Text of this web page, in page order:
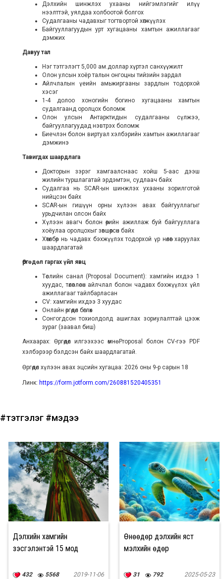
Дэлхийн шинжлэх ухааны нийгэмлэгийг илүү
нээлттэй, уялдаа холбоотой болгох
Судалгааны чадавхыг тогтвортой хөгжүүлэх
Байгууллагуудын урт хугацааны хамтын ажиллагааг
дэмжих
Давуу тал
Нэг тэтгэлэгт 5,000 ам.доллар хүртэл санхүүжилт
Олон улсын хоёр талын онгоцны тийзийн зардал
Айлчлалын үеийн амьжиргааны зардлын тодорхой
хэсэг
1-4 долоо хоногийн богино хугацааны хамтын
судалгаанд оролцох боломж
Олон улсын Антарктидын судалгааны сүлжээ,
байгууллагуудад нэвтрэх боломж
Биечлэн болон виртуал хэлбэрийн хамтын ажиллагааг
дэмжинэ
Тавигдах шаардлага
Докторын зэрэг хамгаалснаас хойш 5-аас дээш
жилийн туршлагатай эрдэмтэн, судлаач байх
Судалгаа нь SCAR-ын шинжлэх ухааны зорилготой
нийцсэн байх
SCAR-ын гишүүн орны хүлээн авах байгууллагыг
урьдчилан олсон байх
Хүлээн авагч болон өөрийн ажиллаж буй байгууллага
хоёулаа оролцохыг зөвшөөрсөн байх
Хөтөлбөр нь чадавх бэхжүүлэх тодорхой үр нөлөөг харуулах
шаардлагатай
Өргөдөл гаргах үйл явц
Төслийн санал (Proposal Document): хамгийн ихдээ 1
хуудас, төлөвлөсөн айлчлал болон чадавх бэхжүүлэх үйл
ажиллагааг тайлбарласан
CV: хамгийн ихдээ 3 хуудас
Онлайн өргөдөл бөглөх
Сонгогдсон тохиолдолд ашиглах зориулалттай цээж
зураг (заавал биш)
Анхаарах: Өргөдөл илгээхээс өмнө Proposal болон CV-гээ PDF
хэлбэрээр бэлдсэн байх шаардлагатай.
Өргөдөл хүлээн авах эцсийн хугацаа: 2026 оны 9-р сарын 18
Линк: https://form.jotform.com/260881520405351
#тэтгэлэг #мэдээ
Дэлхийн хамгийн
үзэсгэлэнтэй 15 мод
432 5568 2019-11-06
Өнөөдөр дэлхийн яст
мэлхийн өдөр
31 792 2025-05-23